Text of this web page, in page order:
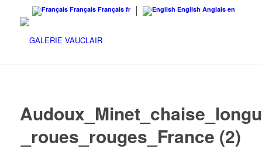
Français Français fr English Anglais en
_roues_rouges_France (2)